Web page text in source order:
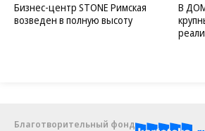
Бизнес-центр STONE Римская
возведен в полную высоту
В
Благотворительный фонд